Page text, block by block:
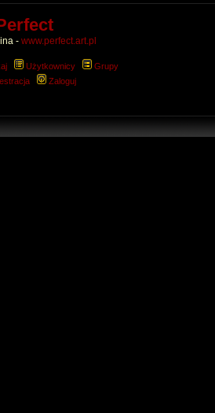
- www.perfect.art.pl
Użytkownicy
Grupy
Zaloguj